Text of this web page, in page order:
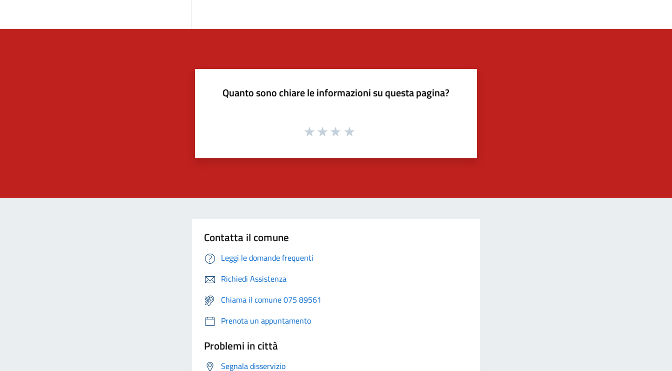
Quanto sono chiare le informazioni su questa pagina?
Contatta il comune
Leggi le domande frequenti
Richiedi Assistenza
Chiama il comune 075 89561
Prenota un appuntamento
Problemi in città
Segnala disservizio